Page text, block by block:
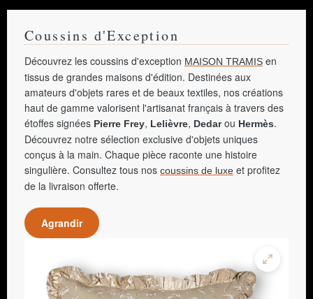
Coussins d'Exception
Découvrez les coussins d'exception MAISON TRAMIS en
tissus de grandes maisons d'édition. Destinées aux
amateurs d'objets rares et de beaux textiles, nos créations
haut de gamme valorisent l'artisanat français à travers des
étoffes signées Pierre Frey, Lelièvre, Dedarou Hermès.
Découvrez notre sélection exclusive d'objets uniques
conçus à la main. Chaque pièce raconte une histoire
singulière. Consultez tous nos coussins de luxe et profitez
de la livraison offerte.
Agrandir